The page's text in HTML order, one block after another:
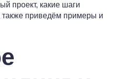
проект, какие шаги
также приведём примеры и